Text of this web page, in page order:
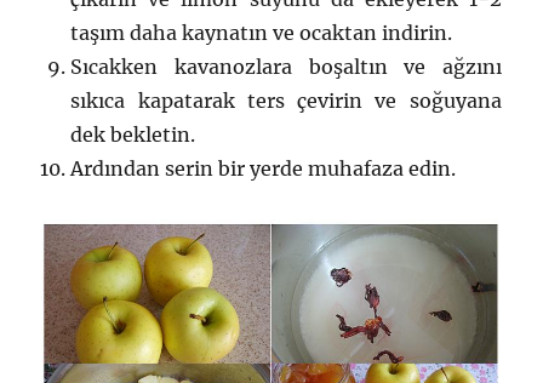
taşım daha kaynatın ve ocaktan indirin.
Sıcakken kavanozlara boşaltın ve ağzını
sıkıca kapatarak ters çevirin ve soğuyana
dek bekletin.
Ardından serin bir yerde muhafaza edin.